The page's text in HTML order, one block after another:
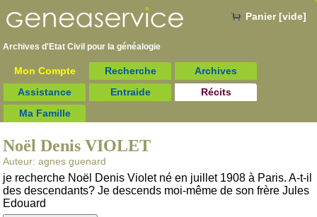
Panier [vide]
Archives d'Etat Civil pour lagénéalogie
Mon Compte Recherche
Archives
Assistance
Entraide
Récits
Ma Famille
Noël Denis VIOLET
Auteur: agnes guenard
je recherche Noël Denis Violet né en juillet 1908 à Paris. A-t-il
des descendants? Je descends moi-même de son frère Jules
Edouard